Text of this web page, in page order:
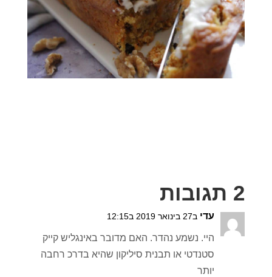
2 תגובות
עדי ב27 בינואר 2019 ב12:15
היי. נשמע נהדר. האם מדובר באינגליש קייק
סטנדטי או תבנית סיליקון שהיא בדרכ רחבה
יותר